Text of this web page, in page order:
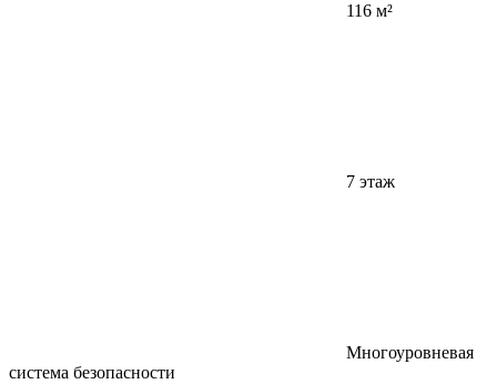
116 м²
7 этаж
Многоуровневая
система безопасности